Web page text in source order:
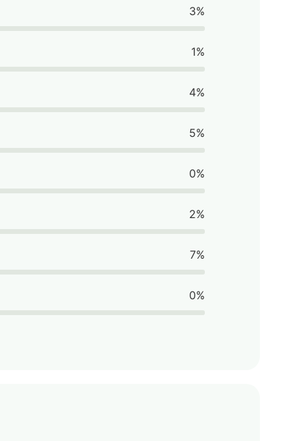
3%
1%
4%
5%
0%
2%
7%
0%